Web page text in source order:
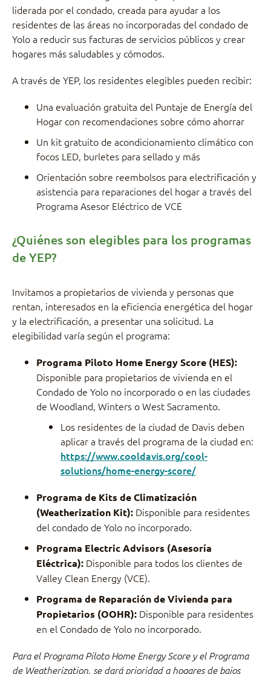
liderada por el condado, creada para ayudar a los
residentes de las áreas no incorporadas del condado de
Yolo a reducir sus facturas de servicios públicos y crear
hogares más saludables y cómodos.
A través de YEP, los residentes elegibles pueden recibir:
Una evaluación gratuita del Puntaje de Energía del
Hogar con recomendaciones sobre cómo ahorrar
Un kit gratuito de acondicionamiento climático con
focos LED, burletes para sellado y más
Orientación sobre reembolsos para electrificación y
asistencia para reparaciones del hogar a través del
Programa Asesor Eléctrico de VCE
¿Quiénes son elegibles para los programas
de YEP?
Invitamos a propietarios de vivienda y personas que
rentan, interesados en la eficiencia energética del hogar
y la electrificación, a presentar una solicitud. La
elegibilidad varía según el programa:
Programa Piloto Home Energy Score (HES):
Disponible para propietarios de vivienda en el
Condado de Yolo no incorporado o en las ciudades
de Woodland, Winters o West Sacramento.
Los residentes de la ciudad de Davis deben
aplicar a través del programa de la ciudad en:
https://www.cooldavis.org/cool-
solutions/home-energy-score/
Programa de Kits de Climatización
(Weatherization Kit): Disponible para residentes
del condado de Yolo no incorporado.
Programa Electric Advisors (Asesoría
Eléctrica): Disponible para todos los clientes de
Valley Clean Energy (VCE).
Programa de Reparación de Vivienda para
Propietarios (OOHR): Disponible para residentes
en el Condado de Yolo no incorporado.
Para el Programa Piloto Home Energy Score y el Programa
de Weatherization, se dará prioridad a hogares de bajos